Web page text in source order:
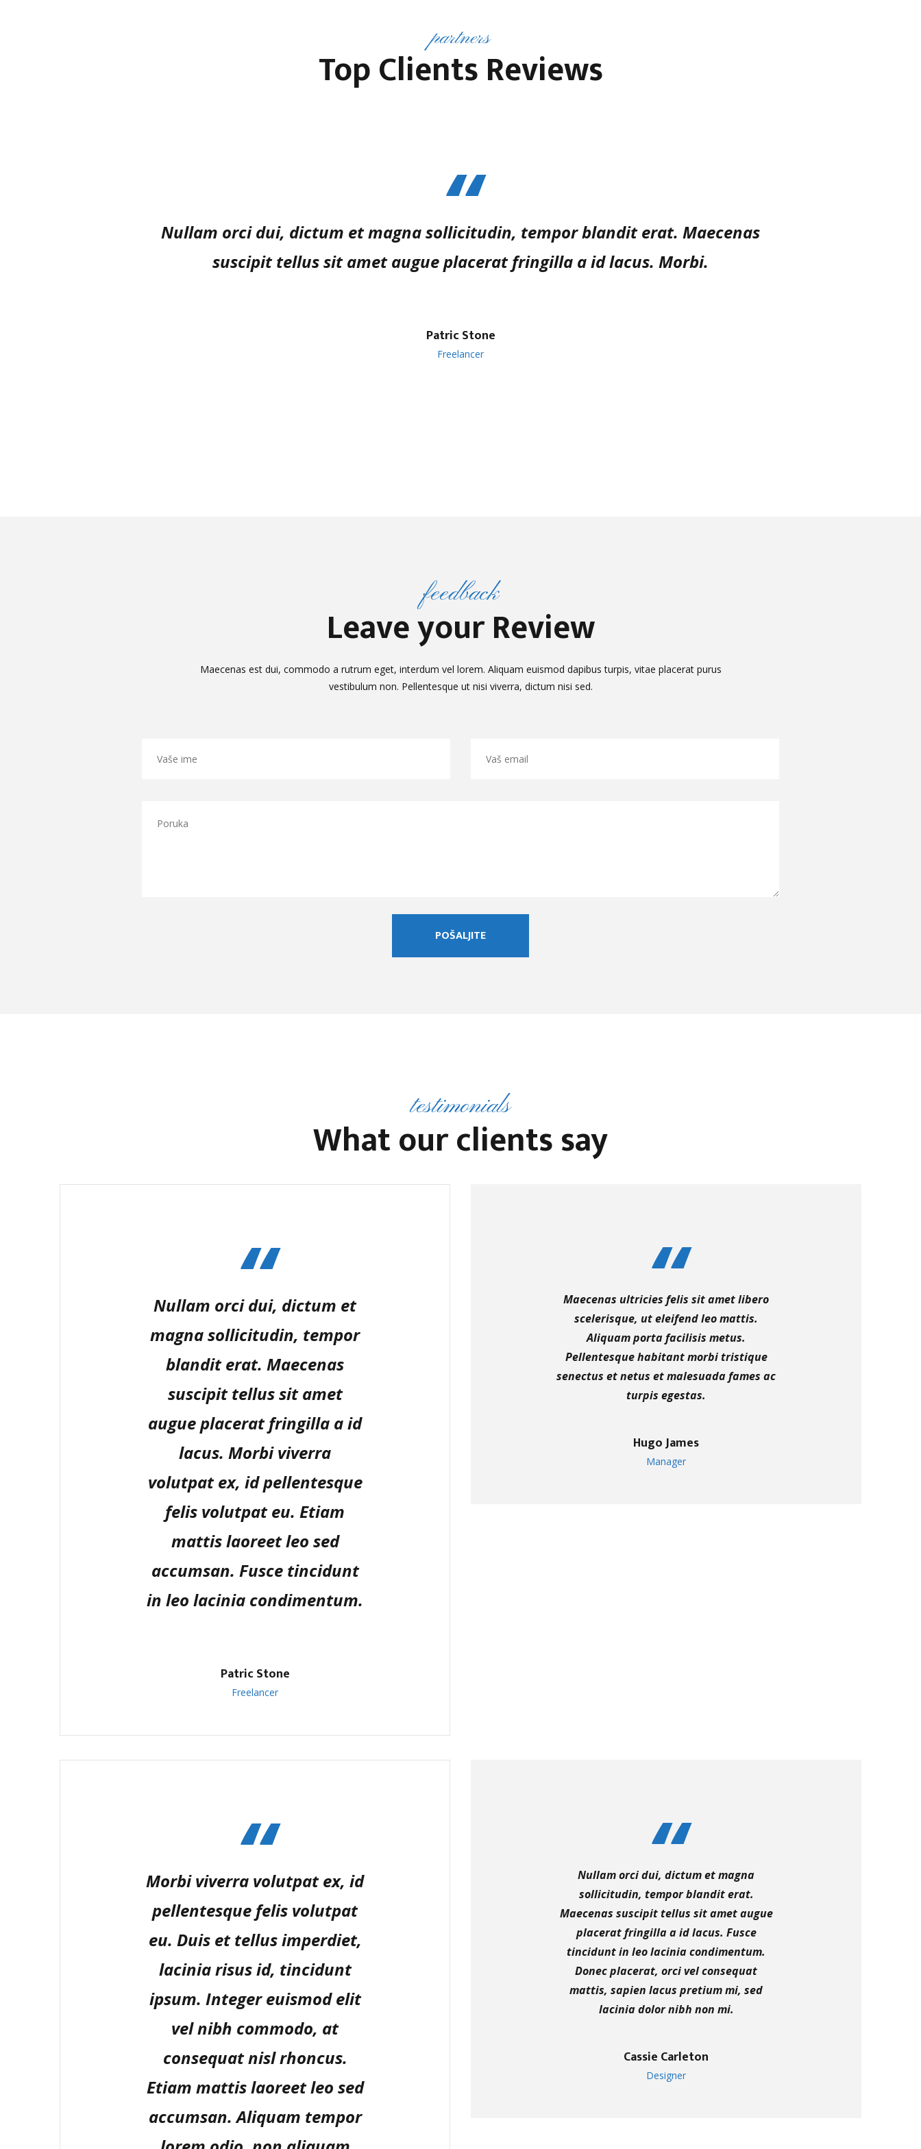
partners
Top Clients Reviews
Nullam orci dui, dictum et magna sollicitudin, tempor blandit erat. Maecenas
suscipit tellus sit amet augue placerat fringilla a id lacus. Morbi.
Patric Stone
Freelancer
feedback
Leave your Review
Maecenas est dui, commodo a rutrum eget, interdum vel lorem. Aliquam euismod dapibus turpis, vitae placerat purus
vestibulum non. Pellentesque ut nisi viverra, dictum nisi sed.
testimonials
What our clients say
Nullam orci dui, dictum et
magna sollicitudin, tempor
blandit erat. Maecenas
suscipit tellus sit amet
augue placerat fringilla a id
lacus. Morbi viverra
volutpat ex, id pellentesque
felis volutpat eu. Etiam
mattis laoreet leo sed
accumsan. Fusce tincidunt
in leo lacinia condimentum.
Patric Stone
Freelancer
Maecenas ultricies felis sit amet libero
scelerisque, ut eleifend leo mattis.
Aliquam porta facilisis metus.
Pellentesque habitant morbi tristique
senectus et netus et malesuada fames ac
turpis egestas.
Hugo James
Manager
Morbi viverra volutpat ex, id
pellentesque felis volutpat
eu. Duis et tellus imperdiet,
lacinia risus id, tincidunt
ipsum. Integer euismod elit
vel nibh commodo, at
consequat nisl rhoncus.
Etiam mattis laoreet leo sed
accumsan. Aliquam tempor
Nullam orci dui, dictum et magna
sollicitudin, tempor blandit erat.
Maecenas suscipit tellus sit amet augue
placerat fringilla a id lacus. Fusce
tincidunt in leo lacinia condimentum.
Donec placerat, orci vel consequat
mattis, sapien lacus pretium mi, sed
lacinia dolor nibh non mi.
Cassie Carleton
Designer